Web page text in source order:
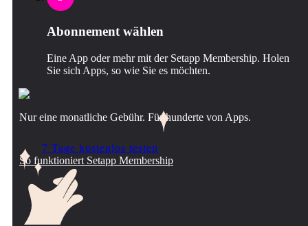
Abonnement wählen
Eine App oder mehr mit der Setapp Membership. Holen
Sie sich Apps, so wie Sie es möchten.
Nur eine monatliche Gebühr. Für hunderte von Apps.
7 Tage kostenlos testen
So funktioniert Setapp Membership